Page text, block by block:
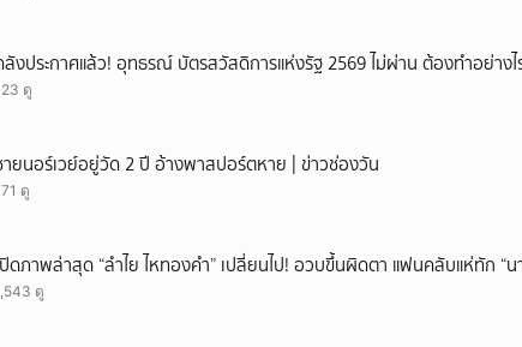
ลังประกาศแล้ว! อุทธรณ์ บัตรสวัสดิการแห่งรัฐ 2569 ไม่ผ่าน ต้องทำอย่างไ
ดู
ายนอร์เวย์อยู่วัด 2 ปี อ้างพาสปอร์ตหาย | ข่าวช่องวัน
ดู
ปิดภาพล่าสุด “ลำไย ไหทองคำ” เปลี่ยนไป! อวบขึ้นผิดตา แฟนคลับแห่ทัก “น
ดู